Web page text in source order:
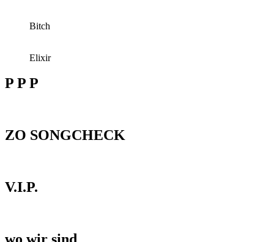
Bitch
Elixir
P P P
ZO SONGCHECK
V.I.P.